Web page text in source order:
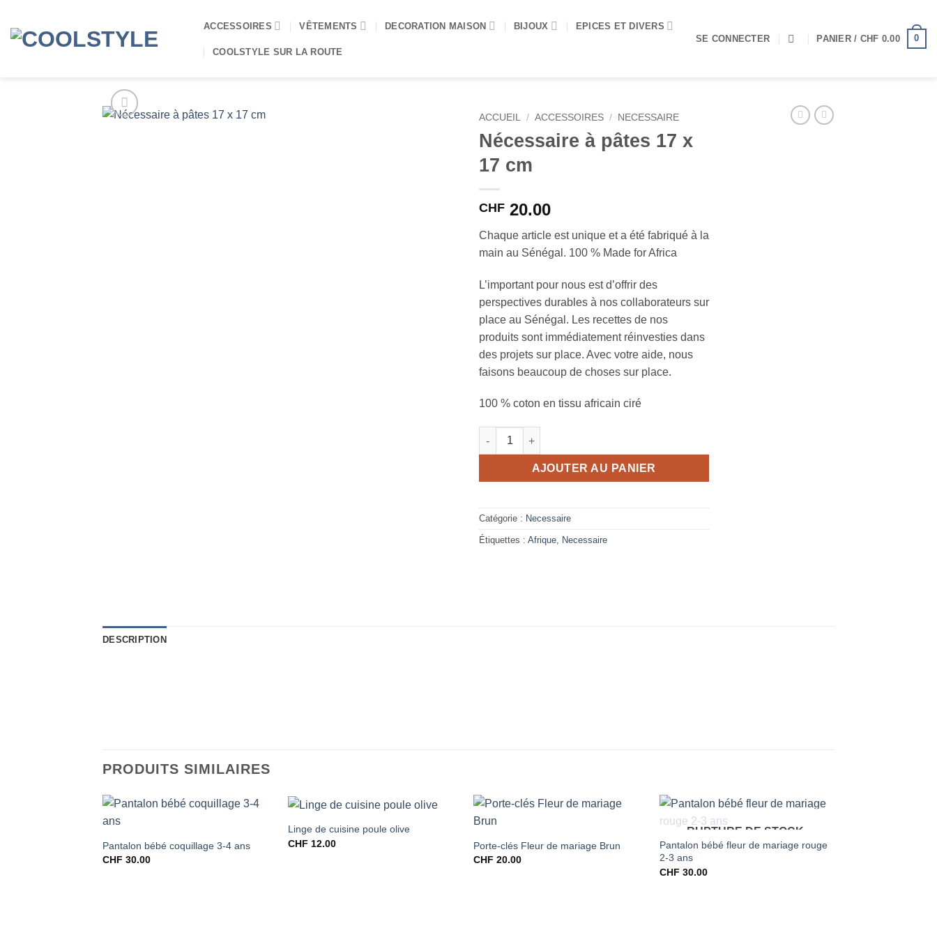
au
contenu
ACCESSOIRES VÊTEMENTS DECORATION MAISON BIJOUX EPICES ET DIVERS
COOLSTYLE SUR LA ROUTE
SE CONNECTER PANIER / CHF 0.00 0
ACCUEIL / ACCESSOIRES / NECESSAIRE
Nécessaire à pâtes 17 x
17 cm
CHF 20.00
Chaque article est unique et a été fabriqué à la
main au Sénégal. 100 % Made for Africa
L’important pour nous est d’offrir des
perspectives durables à nos collaborateurs sur
place au Sénégal. Les recettes de nos
produits sont immédiatement réinvesties dans
des projets sur place. Avec votre aide, nous
faisons beaucoup de choses sur place.
100 % coton en tissu africain ciré
quantité de Nécessaire à pâtes 17 x 17 cm
AJOUTER AU PANIER
Catégorie : Necessaire
Étiquettes : Afrique, Necessaire
DESCRIPTION
PRODUITS SIMILAIRES
Pantalon bébé coquillage 3-4 ans
CHF 30.00
Linge de cuisine poule olive
CHF 12.00
Porte-clés Fleur de mariage Brun
CHF 20.00
RUPTURE DE STOCK
Pantalon bébé fleur de mariage rouge
2-3 ans
CHF 30.00